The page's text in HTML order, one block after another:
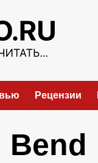
Рецензии